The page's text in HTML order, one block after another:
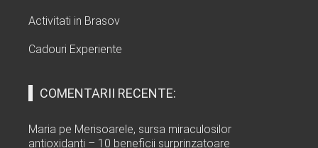
Activitati in Brasov
Cadouri Experiente
COMENTARII RECENTE:
Maria pe Merisoarele, sursa miraculosilor
antioxidanti – 10 beneficii surprinzatoare